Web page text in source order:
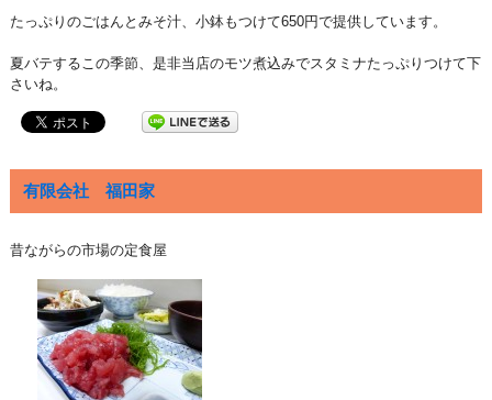
たっぷりのごはんとみそ汁、小鉢もつけて650円で提供しています。
夏バテするこの季節、是非当店のモツ煮込みでスタミナたっぷりつけて下
さいね。
有限会社 福田家
昔ながらの市場の定食屋